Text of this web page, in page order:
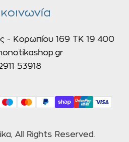
- Κορωπίου 169 ΤΚ 19 400
53918
All Rights Reserved.